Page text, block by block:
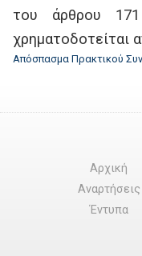
του άρθρου
χρηματοδοτείται
Απόσπασμα Πρακτικού
Αρχική
Αναρτήσεις
Έντυπα